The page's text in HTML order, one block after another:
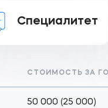
Специалитет
СТОИМОСТЬ ЗА
50 000 (25 000)